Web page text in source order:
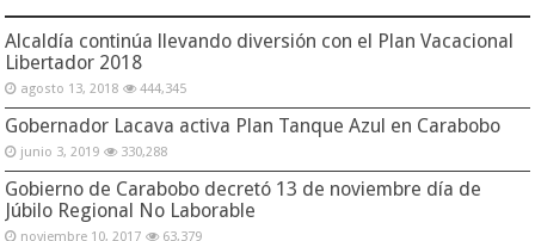
Alcaldía continúa llevando diversión con el Plan Vacacional
Libertador 2018
agosto 13, 2018 444,345
Gobernador Lacava activa Plan Tanque Azul en Carabobo
junio 3, 2019 330,288
Gobierno de Carabobo decretó 13 de noviembre día de
Júbilo Regional No Laborable
noviembre 10, 2017 63,379